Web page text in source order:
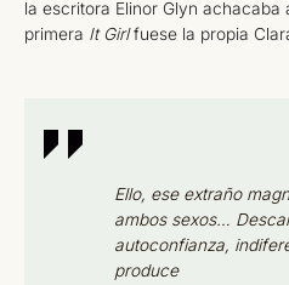
la escritora Elinor Glyn achacaba
primera It Girlfuese la propia
Ello, ese extraño
ambos sexos…
autoconfianza,
produce